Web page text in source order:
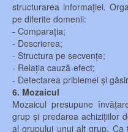
structurarea informației.
pe diferite domenii:
- Comparația;
- Descrierea;
- Structura pe secvențe;
- Relația cauză-efect;
- Detectarea priblemei și
6. Mozaicul
Mozaicul presupune
grup și predarea achizițiilor
al grupului unui alt grup. Ca